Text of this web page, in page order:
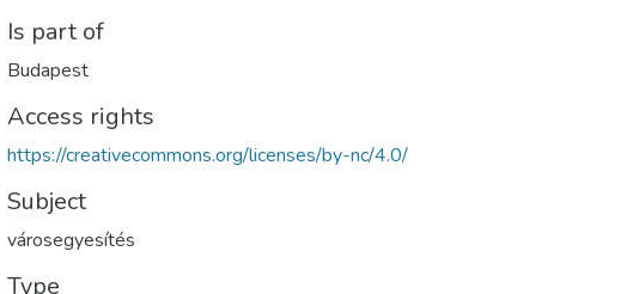
Is part of
Budapest
Access rights
https://creativecommons.org/licenses/by-nc/4.0/
Subject
városegyesítés
Type